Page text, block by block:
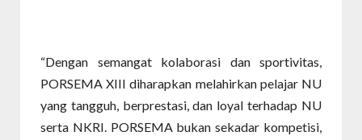
“Dengan semangat kolaborasi dan sportivitas,
PORSEMA XIII diharapkan melahirkan pelajar NU
yang tangguh, berprestasi, dan loyal terhadap NU
serta NKRI. PORSEMA bukan sekadar kompetisi,